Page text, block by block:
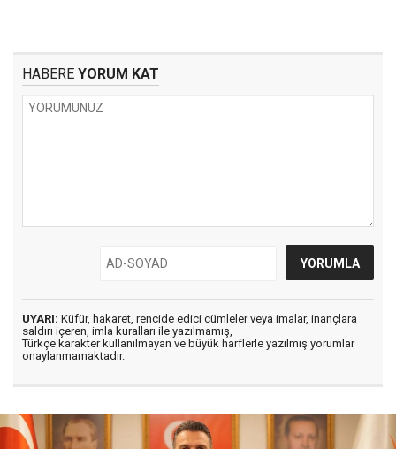
HABERE YORUM KAT
UYARI: Küfür, hakaret, rencide edici cümleler veya imalar, inançlara
saldırı içeren, imla kuralları ile yazılmamış,
Türkçe karakter kullanılmayan ve büyük harflerle yazılmış yorumlar
onaylanmamaktadır.